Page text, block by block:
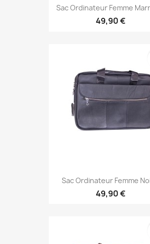
Sac Ordinateur Femme
49,90 €
Sac Ordinateur Femme
49,90 €